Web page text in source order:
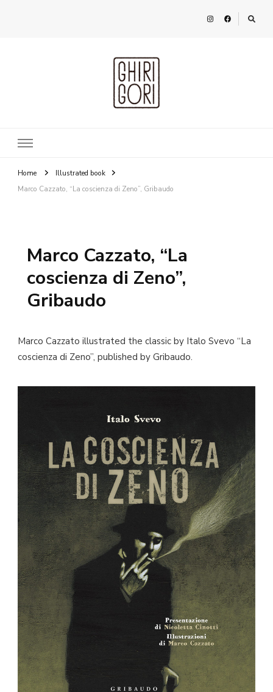
Home
Illustrated book
Marco Cazzato, “La coscienza di Zeno”, Gribaudo
Marco Cazzato, “La
coscienza di Zeno”,
Gribaudo
Marco Cazzato illustrated the classic by Italo Svevo “La
coscienza di Zeno”, published by Gribaudo.